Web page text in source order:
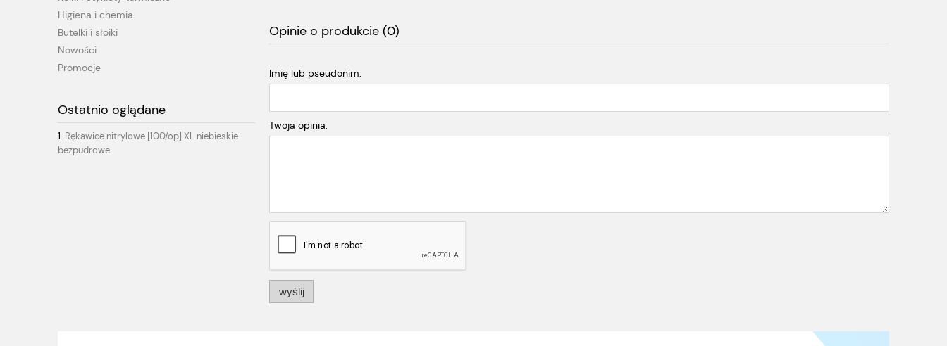
Higiena i chemia
Butelki i słoiki
Nowości
Promocje
Ostatnio oglądane
Rękawice nitrylowe [100/op] XL niebieskie
bezpudrowe
Opinie o produkcie (0)
Imię lub pseudonim:
Twoja opinia:
wyślij